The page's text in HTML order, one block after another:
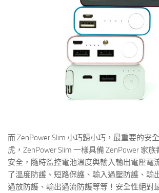
而 ZenPower Slim 小巧歸小巧，最重要的安
虎，ZenPower Slim 一樣具備 ZenPower 家族
安全，隨時監控電池溫度與輸入輸出電壓電
了溫度防護、短路保護、輸入過壓防護、輸
過放防護、輸出過流防護等等！安全性絕對